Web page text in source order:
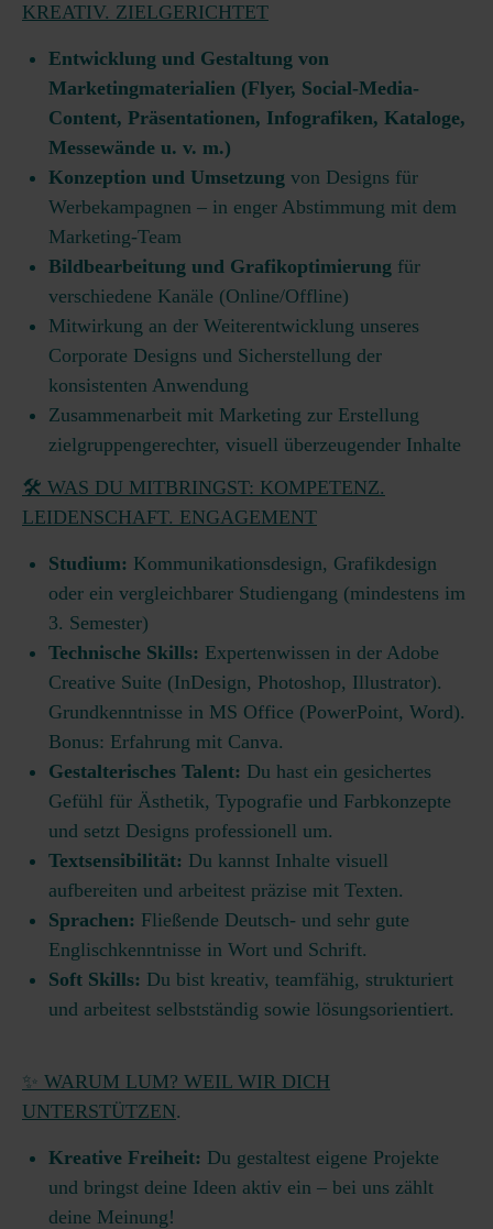
KREATIV. ZIELGERICHTET
Entwicklung und Gestaltung von
Marketingmaterialien (Flyer, Social-Media-
Content, Präsentationen, Infografiken, Kataloge,
Messewände u. v. m.)
Konzeption und Umsetzung von Designs für
Werbekampagnen – in enger Abstimmung mit dem
Marketing-Team
Bildbearbeitung und Grafikoptimierung für
verschiedene Kanäle (Online/Offline)
Mitwirkung an der Weiterentwicklung unseres
Corporate Designs und Sicherstellung der
konsistenten Anwendung
Zusammenarbeit mit Marketing zur Erstellung
zielgruppengerechter, visuell überzeugender Inhalte
🛠️ WAS DU MITBRINGST: KOMPETENZ.
LEIDENSCHAFT. ENGAGEMENT
Studium: Kommunikationsdesign, Grafikdesign
oder ein vergleichbarer Studiengang (mindestens im
3. Semester)
Technische Skills: Expertenwissen in der Adobe
Creative Suite (InDesign, Photoshop, Illustrator).
Grundkenntnisse in MS Office (PowerPoint, Word).
Bonus: Erfahrung mit Canva.
Gestalterisches Talent: Du hast ein gesichertes
Gefühl für Ästhetik, Typografie und Farbkonzepte
und setzt Designs professionell um.
Textsensibilität: Du kannst Inhalte visuell
aufbereiten und arbeitest präzise mit Texten.
Sprachen: Fließende Deutsch- und sehr gute
Englischkenntnisse in Wort und Schrift.
Soft Skills: Du bist kreativ, teamfähig, strukturiert
und arbeitest selbstständig sowie lösungsorientiert.
✨ WARUM LUM? WEIL WIR DICH
UNTERSTÜTZEN.
Kreative Freiheit: Du gestaltest eigene Projekte
und bringst deine Ideen aktiv ein – bei uns zählt
deine Meinung!